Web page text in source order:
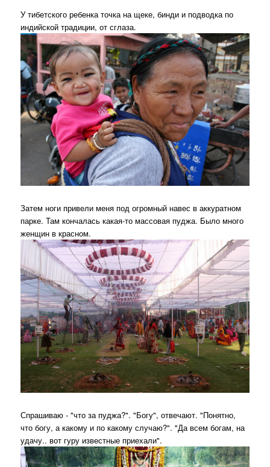
У тибетского ребенка точка на щеке, бинди и подводка по
индийской традиции, от сглаза.
Затем ноги привели меня под огромный навес в аккуратном
парке. Там кончалась какая-то массовая пуджа. Было много
женщин в красном.
Спрашиваю - "что за пуджа?". "Богу", отвечают. "Понятно,
что богу, а какому и по какому случаю?". "Да всем богам, на
удачу.. вот гуру известные приехали".